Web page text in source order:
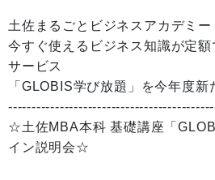
土佐まるごとビジネスアカデミー
今すぐ使えるビジネス知識が定
サービス
「GLOBIS学び放題」を今年度新
☆土佐MBA本科 基礎講座「
イン説明会☆